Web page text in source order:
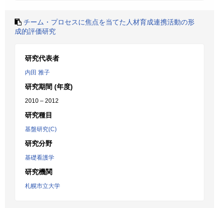
チーム・プロセスに焦点を当てた人材育成連携活動の形
成的評価研究
研究代表者
内田 雅子
研究期間 (年度)
2010 – 2012
研究種目
基盤研究(C)
研究分野
基礎看護学
研究機関
札幌市立大学